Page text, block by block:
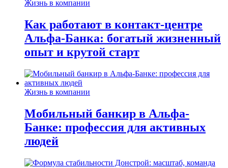
Жизнь в компании
Как работают в контакт-центре
Альфа-Банка: богатый жизненный
опыт и крутой старт
Жизнь в компании
Мобильный банкир в Альфа-
Банке: профессия для активных
людей